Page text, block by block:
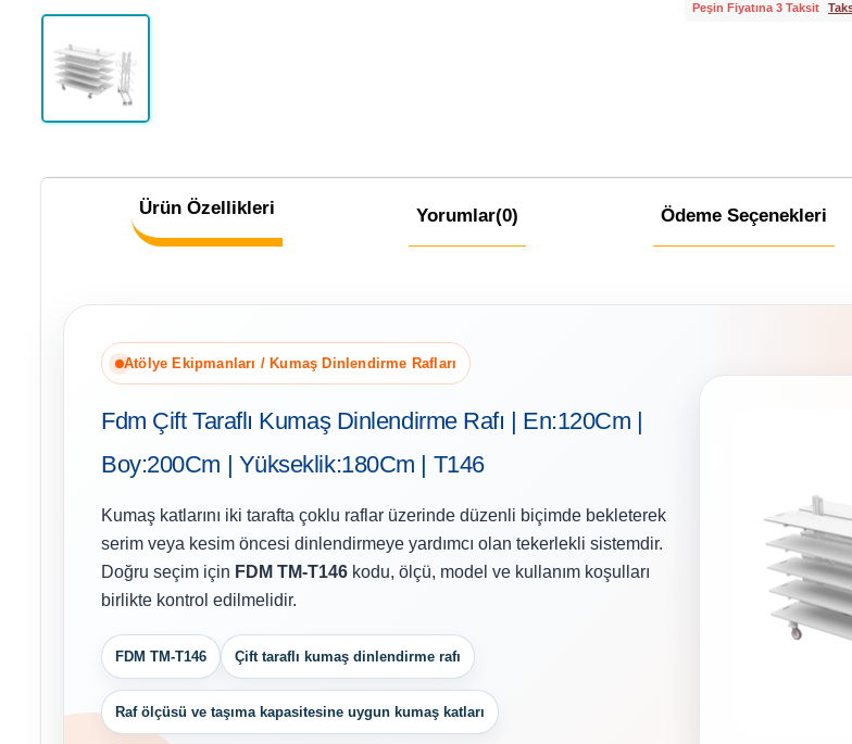
Peşin Fiyatına 3 Taksit
Ürün Özellikleri Yorumlar(0) Ödeme Seçenekleri
Atölye Ekipmanları / Kumaş Dinlendirme Rafları
Fdm Çift Taraflı Kumaş Dinlendirme Rafı | En:120Cm |
Boy:200Cm | Yükseklik:180Cm | T146
Kumaş katlarını iki tarafta çoklu raflar üzerinde düzenli biçimde bekleterek
serim veya kesim öncesi dinlendirmeye yardımcı olan tekerlekli sistemdir.
Doğru seçim için FDM TM-T146 kodu, ölçü, model ve kullanım koşulları
birlikte kontrol edilmelidir.
FDM TM-T146 Çift taraflı kumaş dinlendirme rafı
Raf ölçüsü ve taşıma kapasitesine uygun kumaş katları